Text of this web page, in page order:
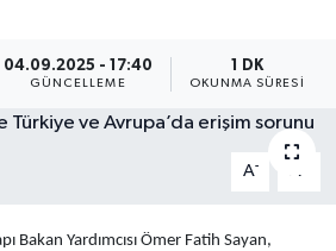
04.09.2025 - 17:40
GÜNCELLEME
1 DK
OKUNMA SÜRESI
A- A
Bakan Yardımcısı Ömer Fatih Sayan,